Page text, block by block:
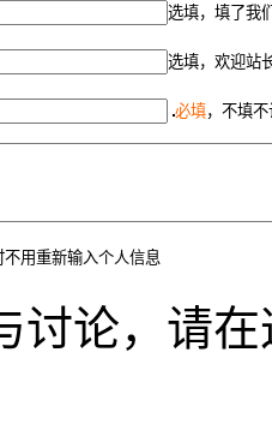
选填，填了我
选填，欢迎站
必填，不填
用重新输入个人信息
论，请在